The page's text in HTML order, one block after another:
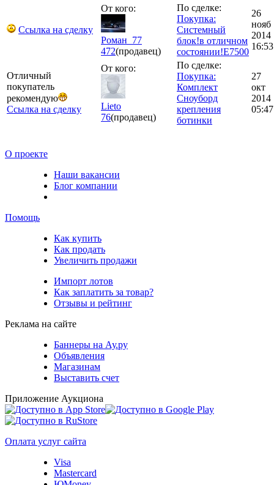
Ссылка на сделку
От кого:
Роман_77
472(продавец)
По сделке:
Покупка:
Системный
блок!в отличном
состоянии!E7500
26
нояб
2014
16:53
Отличный
покупатель
рекомендую
Ссылка на сделку
От кого:
Lieto
76(продавец)
По сделке:
Покупка:
Комплект
Сноуборд
крепления
ботинки
27
окт
2014
05:47
О проекте
Наши вакансии
Блог компании
Помощь
Как купить
Как продать
Увеличить продажи
Импорт лотов
Как заплатить за товар?
Отзывы и рейтинг
Реклама на сайте
Баннеры на Ау.ру
Объявления
Магазинам
Выставить счет
Приложение Аукциона
Оплата услуг сайта
Visa
Mastercard